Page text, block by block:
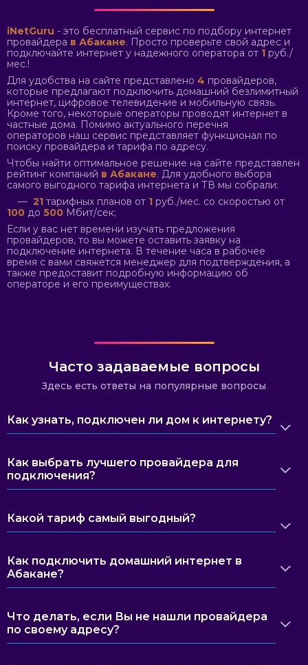
iNetGuru - это бесплатный сервис по подбору интернет
провайдера в Абакане. Просто проверьте свой адрес и
подключайте интернет у надежного оператора от 1 руб./
мес.!
Для удобства на сайте представлено 4 провайдеров,
которые предлагают подключить домашний безлимитный
интернет, цифровое телевидение и мобильную связь.
Кроме того, некоторые операторы проводят интернет в
частные дома. Помимо актуального перечня
операторов наш сервис представляет функционал по
поиску провайдера и тарифа по адресу.
Чтобы найти оптимальное решение на сайте представлен
рейтинг компаний в Абакане. Для удобного выбора
самого выгодного тарифа интернета и ТВ мы собрали:
— 21 тарифных планов от 1 руб./мес. со скоростью от
100 до 500 Мбит/сек;
Если у вас нет времени изучать предложения
провайдеров, то вы можете оставить заявку на
подключение интернета. В течение часа в рабочее
время с вами свяжется менеджер для подтверждения, а
также предоставит подробную информацию об
операторе и его преимуществах.
Часто задаваемые вопросы
Здесь есть ответы на популярные вопросы
Как узнать, подключен ли дом к интернету?
Как выбрать лучшего провайдера для
подключения?
Какой тариф самый выгодный?
Как подключить домашний интернет в
Абакане?
Что делать, если Вы не нашли провайдера
по своему адресу?